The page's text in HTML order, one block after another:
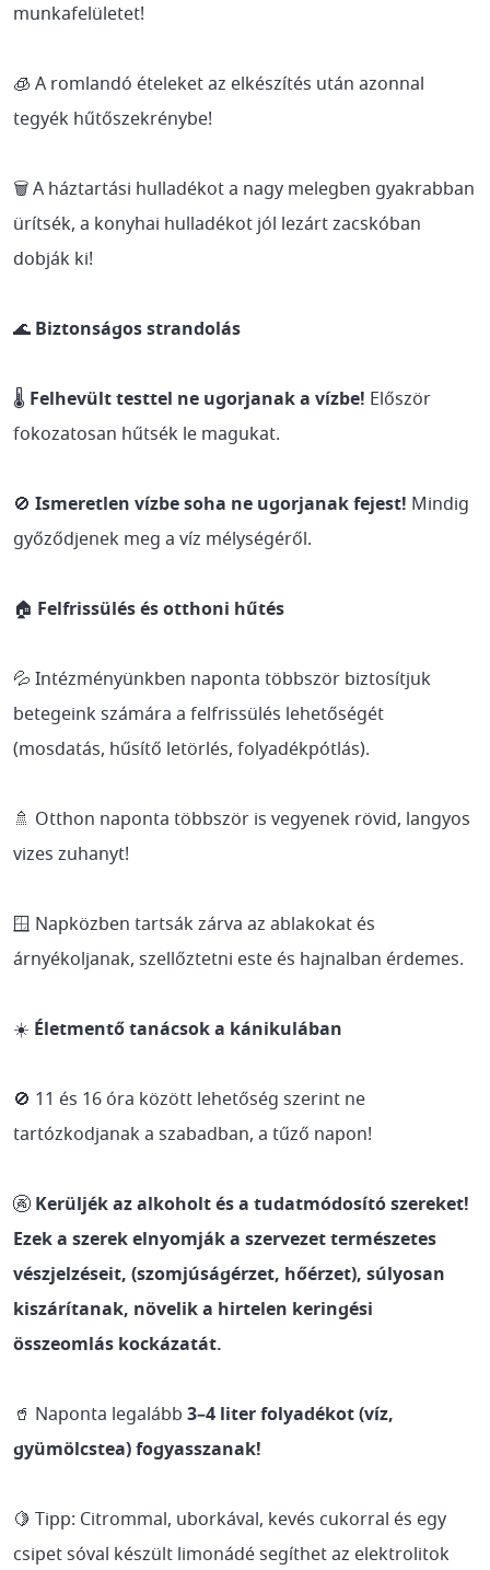
munkafelületet!
🧊 A romlandó ételeket az elkészítés után azonnal
tegyék hűtőszekrénybe!
🗑️ A háztartási hulladékot a nagy melegben gyakrabban
ürítsék, a konyhai hulladékot jól lezárt zacskóban
dobják ki!
🌊 Biztonságos strandolás
🌡️ Felhevült testtel ne ugorjanak a vízbe! Először
fokozatosan hűtsék le magukat.
🚫 Ismeretlen vízbe soha ne ugorjanak fejest! Mindig
győződjenek meg a víz mélységéről.
🏠 Felfrissülés és otthoni hűtés
💦 Intézményünkben naponta többször biztosítjuk
betegeink számára a felfrissülés lehetőségét
(mosdatás, hűsítő letörlés, folyadékpótlás).
🚿 Otthon naponta többször is vegyenek rövid, langyos
vizes zuhanyt!
🪟 Napközben tartsák zárva az ablakokat és
árnyékoljanak, szellőztetni este és hajnalban érdemes.
☀️ Életmentő tanácsok a kánikulában
🚫 11 és 16 óra között lehetőség szerint ne
tartózkodjanak a szabadban, a tűző napon!
🚱 Kerüljék az alkoholt és a tudatmódosító szereket!
Ezek a szerek elnyomják a szervezet természetes
vészjelzéseit, (szomjúságérzet, hőérzet), súlyosan
kiszárítanak, növelik a hirtelen keringési
összeomlás kockázatát.
🥤 Naponta legalább 3–4 liter folyadékot (víz,
gyümölcstea) fogyasszanak!
🍋 Tipp: Citrommal, uborkával, kevés cukorral és egy
csipet sóval készült limonádé segíthet az elektrolitok